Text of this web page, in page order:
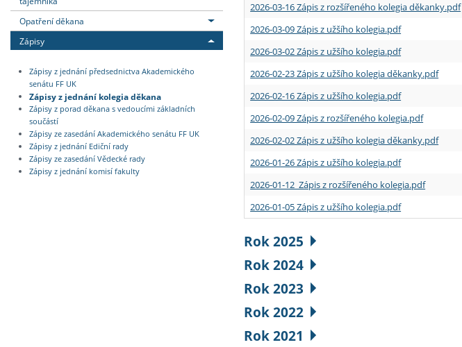
Opatření děkana
Zápisy
Zápisy z jednání předsednictva Akademického
senátu FF UK
Zápisy z jednání kolegia děkana
Zápisy z porad děkana s vedoucími základních
součástí
Zápisy ze zasedání Akademického senátu FF UK
Zápisy z jednání Ediční rady
Zápisy ze zasedání Vědecké rady
Zápisy z jednání komisí fakulty
2026-03-16 Zápis z rozšířeného kolegia děkanky.pdf
2026-03-09 Zápis z užšího kolegia.pdf
2026-03-02 Zápis z užšího kolegia.pdf
2026-02-23 Zápis z užšího kolegia děkanky.pdf
2026-02-16 Zápis z užšího kolegia.pdf
2026-02-09 Zápis z rozšířeného kolegia.pdf
2026-02-02 Zápis z užšího kolegia děkanky.pdf
2026-01-26 Zápis z užšího kolegia.pdf
2026-01-12 Zápis z rozšířeného kolegia.pdf
2026-01-05 Zápis z užšího kolegia.pdf
Rok 2025
Rok 2024
Rok 2023
Rok 2022
Rok 2021